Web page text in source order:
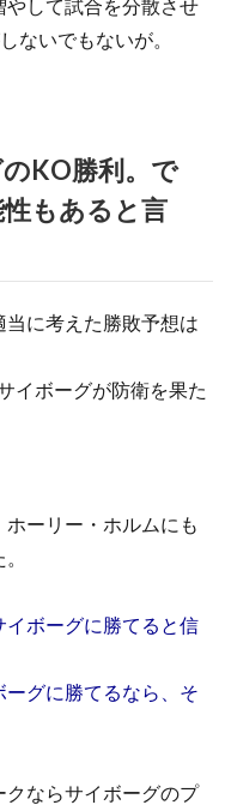
やして試合を分散させ
ないでもないが。
KO勝利。で
もあると言
に考えた勝敗予想は
イボーグが防衛を果た
ーリー・ホルムにも
イボーグに勝てると信
ーグに勝てるなら、そ
ならサイボーグのプ